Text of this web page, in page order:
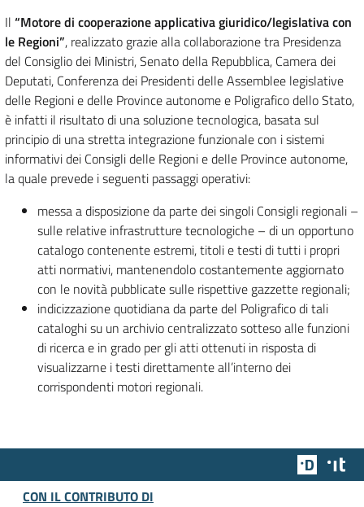
Il “Motore di cooperazione applicativa giuridico/legislativa con
le Regioni”, realizzato grazie alla collaborazione tra Presidenza
del Consiglio dei Ministri, Senato della Repubblica, Camera dei
Deputati, Conferenza dei Presidenti delle Assemblee legislative
delle Regioni e delle Province autonome e Poligrafico dello Stato,
è infatti il risultato di una soluzione tecnologica, basata sul
principio di una stretta integrazione funzionale con i sistemi
informativi dei Consigli delle Regioni e delle Province autonome,
la quale prevede i seguenti passaggi operativi:
messa a disposizione da parte dei singoli Consigli regionali –
sulle relative infrastrutture tecnologiche – di un opportuno
catalogo contenente estremi, titoli e testi di tutti i propri
atti normativi, mantenendolo costantemente aggiornato
con le novità pubblicate sulle rispettive gazzette regionali;
indicizzazione quotidiana da parte del Poligrafico di tali
cataloghi su un archivio centralizzato sotteso alle funzioni
di ricerca e in grado per gli atti ottenuti in risposta di
visualizzarne i testi direttamente all’interno dei
corrispondenti motori regionali.
Team
CON IL CONTRIBUTO DI